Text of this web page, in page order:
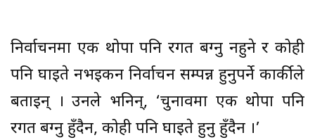
निर्वाचनमा एक थोपा पनि रगत बग्नु नहुने र कोही
पनि घाइते नभइकन निर्वाचन सम्पन्न हुनुपर्ने कार्कीले
बताइन् । उनले भनिन्, ‘चुनावमा एक थोपा पनि
रगत बग्नु हुँदैन, कोही पनि घाइते हुनु हुँदैन ।’